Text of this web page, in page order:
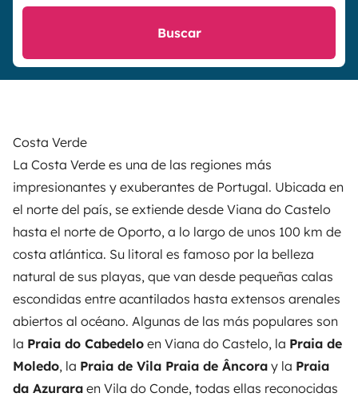
Buscar
Costa Verde
La Costa Verde es una de las regiones más
impresionantes y exuberantes de Portugal. Ubicada en
el norte del país, se extiende desde Viana do Castelo
hasta el norte de Oporto, a lo largo de unos 100 km de
costa atlántica. Su litoral es famoso por la belleza
natural de sus playas, que van desde pequeñas calas
escondidas entre acantilados hasta extensos arenales
abiertos al océano. Algunas de las más populares son
la Praia do Cabedelo en Viana do Castelo, la Praia de
Moledo, la Praia de Vila Praia de Âncora y la Praia
da Azurara en Vila do Conde, todas ellas reconocidas